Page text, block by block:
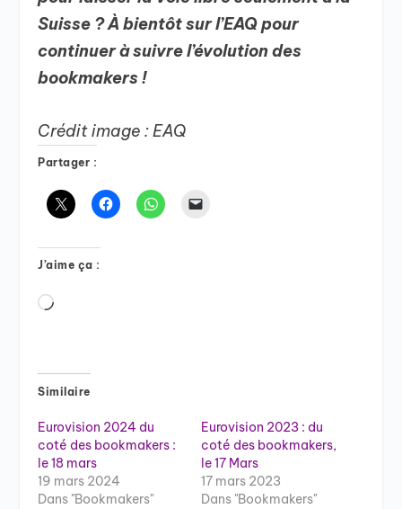
Suisse ? À bientôt sur l’EAQ pour
continuer à suivre l’évolution des
bookmakers !
Crédit image : EAQ
Partager :
J’aime ça :
Chargement…
Similaire
Eurovision 2024 du
coté des bookmakers :
le 18 mars
19 mars 2024
Dans "Bookmakers"
Eurovision 2023 : du
coté des bookmakers,
le 17 Mars
17 mars 2023
Dans "Bookmakers"